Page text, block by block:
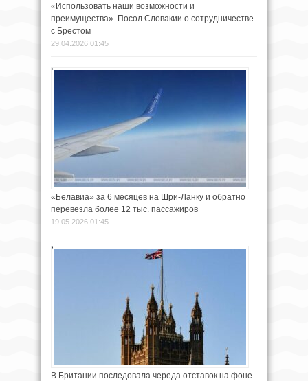
«Использовать наши возможности и
преимущества». Посол Словакии о сотрудничестве
с Брестом
29.04.2026 01:45
«Белавиа» за 6 месяцев на Шри-Ланку и обратно
перевезла более 12 тыс. пассажиров
19.05.2026 01:45
В Британии последовала череда отставок на фоне